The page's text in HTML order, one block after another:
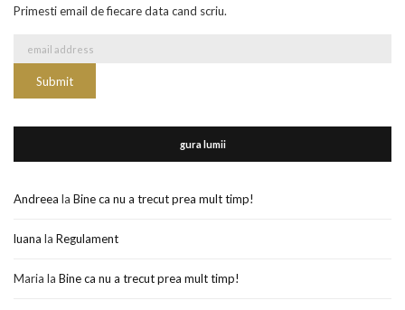
Primesti email de fiecare data cand scriu.
gura lumii
Andreea la Bine ca nu a trecut prea mult timp!
luana la Regulament
Maria la Bine ca nu a trecut prea mult timp!